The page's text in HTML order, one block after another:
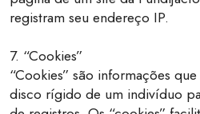
registram seu endereço IP.
7. “Cookies”
“Cookies” são informações
disco rígido de um indivíduo